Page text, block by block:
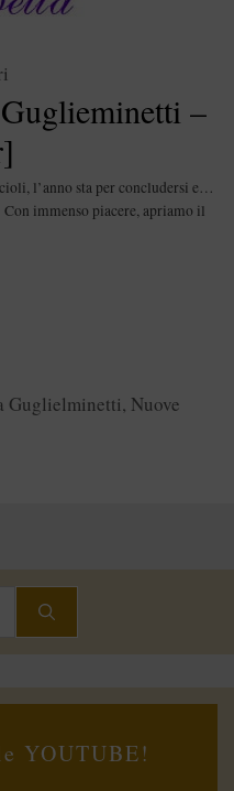
–
l’anno sta per concludersi e…
immenso piacere, apriamo il
Guglielminetti, Nuove
YOUTUBE!